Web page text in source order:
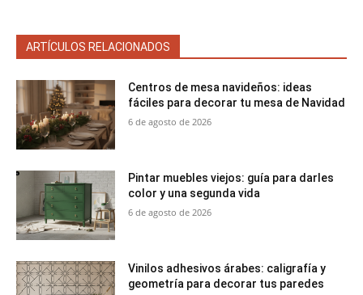
ARTÍCULOS RELACIONADOS
Centros de mesa navideños: ideas
fáciles para decorar tu mesa de Navidad
6 de agosto de 2026
Pintar muebles viejos: guía para darles
color y una segunda vida
6 de agosto de 2026
Vinilos adhesivos árabes: caligrafía y
geometría para decorar tus paredes